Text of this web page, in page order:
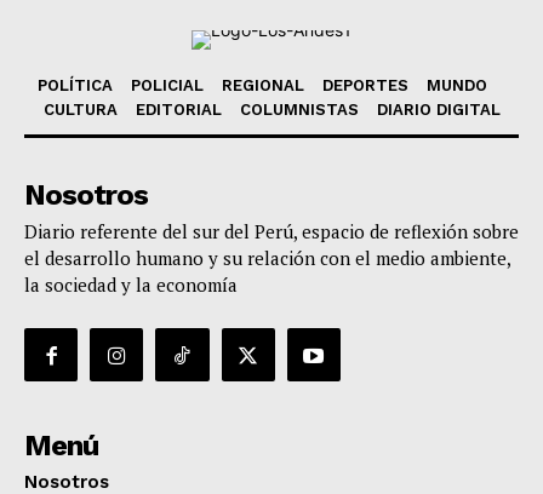
POLÍTICA POLICIAL REGIONAL DEPORTES
MUNDO
CULTURA
EDITORIAL COLUMNISTAS DIARIO DIGITAL
Nosotros
Diario referente del sur del Perú, espacio de reflexión sobre
el desarrollo humano y su relación con el medio ambiente,
la sociedad y la economía
Menú
Nosotros